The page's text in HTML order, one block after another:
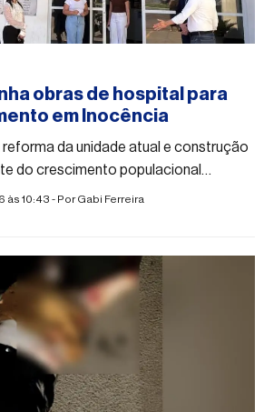
obras de hospital para
em Inocência
da unidade atual e construção
do crescimento populacional
industrial
10:43 - PorGabi Ferreira